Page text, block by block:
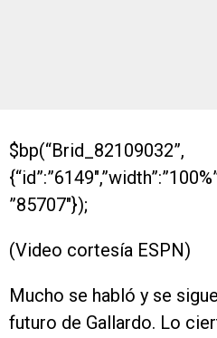
$bp(“Brid_82109032”,
”85707″});
(Video cortesía ESPN)
Mucho se habló y se
futuro de Gallardo. Lo